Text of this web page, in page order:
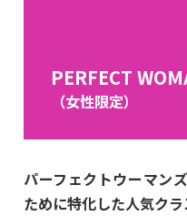
PERFECT
（女性限定）
パーフェクトウーマン
ために特化した人気クラ